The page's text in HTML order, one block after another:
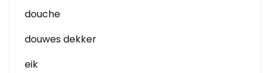
douche
douwes dekker
eik